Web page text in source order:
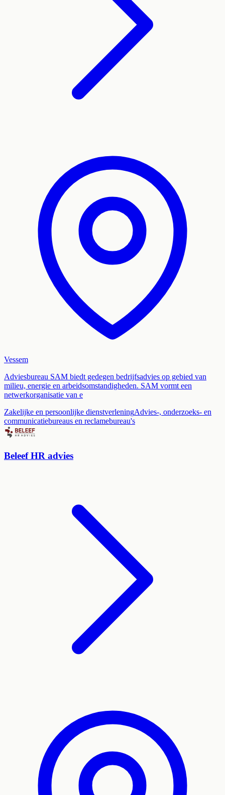
Vessem
Adviesbureau SAM biedt gedegen bedrijfsadvies op gebied van
milieu, energie en arbeidsomstandigheden. SAM vormt een
netwerkorganisatie van e
Zakelijke en persoonlijke dienstverleningAdvies-, onderzoeks- en
communicatiebureaus en reclamebureau's
Beleef HR advies